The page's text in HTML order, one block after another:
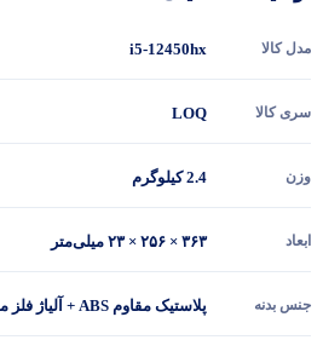
مدل کالا i5-12450hx
سری کالا LOQ
وزن 2.4 کیلوگرم
ابعاد ۳۶۳ × ۲۵۶ × ۲۳ میلی‌متر
جنس بدنه پلاستیک مقاوم ABS + آلیاژ فلز مقاوم